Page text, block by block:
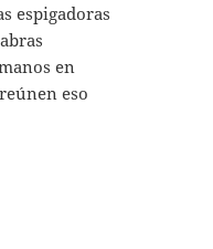
espigadoras
en
eso